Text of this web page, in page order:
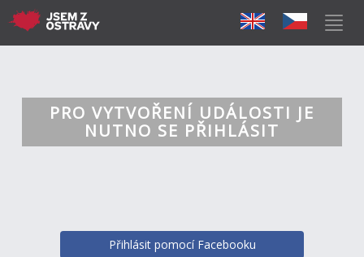
PRO VYTVOŘENÍ UDÁLOSTI JE
NUTNO SE PŘIHLÁSIT
Přihlásit pomocí Facebooku